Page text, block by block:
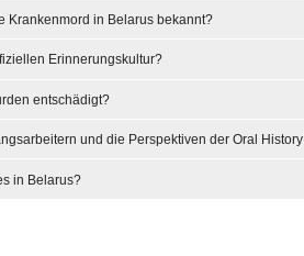
Krankenmord in Belarus bekannt?
Erinnerungskultur?
entschädigt?
und die Perspektiven der Oral
in Belarus?